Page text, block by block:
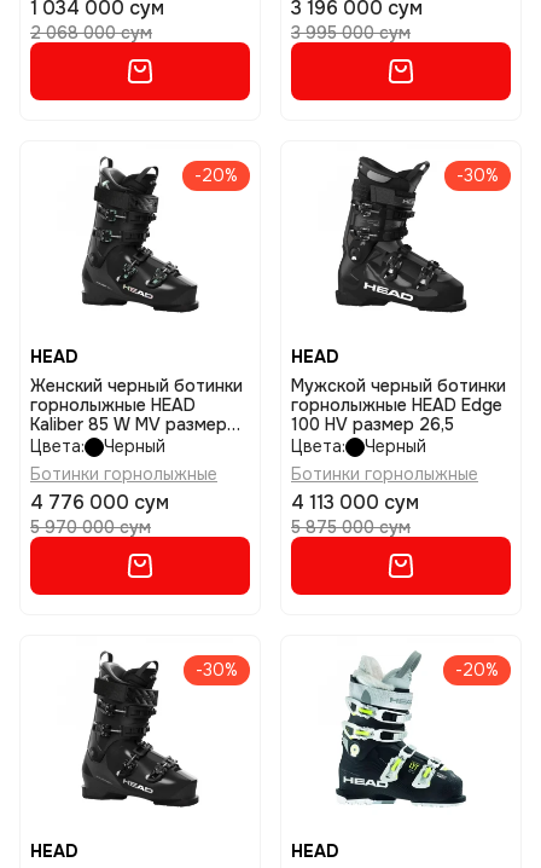
1 034 000 сум
2 068 000 сум
3 196 000 сум
3 995 000 сум
-20%
HEAD
Женский черный ботинки
горнолыжные HEAD
Kaliber 85 W MV размер
25,5
Цвета:
Черный
Ботинки горнолыжные
4 776 000 сум
5 970 000 сум
-30%
HEAD
Мужской черный ботинки
горнолыжные HEAD Edge
100 HV размер 26,5
Цвета:
Черный
Ботинки горнолыжные
4 113 000 сум
5 875 000 сум
-30%
HEAD
-20%
HEAD